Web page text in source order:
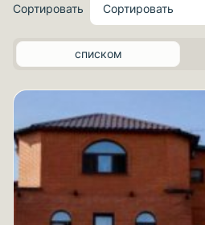
Сортировать Сортировать
списком